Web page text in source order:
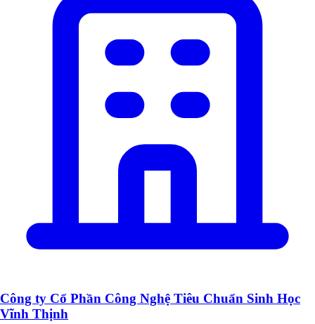
Công ty Cổ Phần Công Nghệ Tiêu Chuẩn Sinh Học
Vĩnh Thịnh